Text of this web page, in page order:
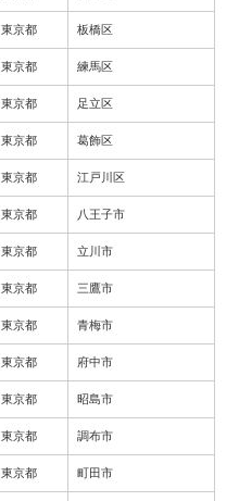
東京都 板橋区
東京都 練馬区
東京都 足立区
東京都 葛飾区
東京都 江戸川区
東京都 八王子市
東京都 立川市
東京都 三鷹市
東京都 青梅市
東京都 府中市
東京都 昭島市
東京都 調布市
東京都 町田市